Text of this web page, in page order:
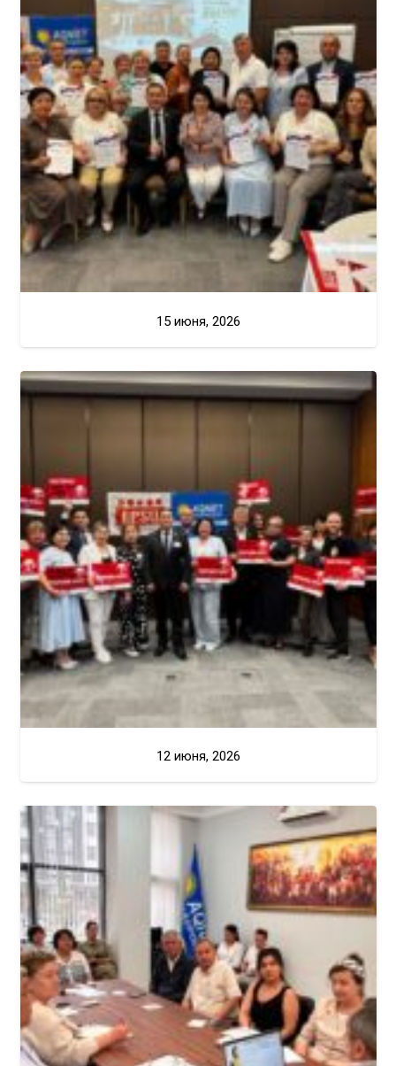
15 июня, 2026
12 июня, 2026